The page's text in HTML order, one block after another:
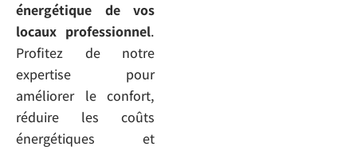
énergétique de vos
locaux professionnel.
Profitez de notre
expertise pour
améliorer le confort,
réduire les coûts
énergétiques et